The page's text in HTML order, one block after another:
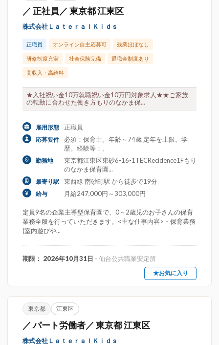
／ 正社員／ 東京都 江東区
株式会社ＬａｔｅｒａｌＫｉｄｓ
正職員 オンライン自主応募可 残業ほぼなし
研修制度充実 社会保険完備 退職金制度あり
高収入・高給料
★入社祝い金10万就職祝い金10万円対象求人★★ご家族
の転勤に合わせた働き方もりのなかま保...
雇用形態 正職員
応募要件
必須：保育士。年齢～74歳 定年を上限。学
歴。経験等：。
勤務地
東京都江東区東砂6-16-1TECRecidence1Fもり
のなかま保育園...
最寄り駅 東西線 南砂町駅 から徒歩で19分
給与 月給247,000円～303,000円
定員9名の企業主導型保育園で、0～2歳児のお子さんの保育
業務全般を行っていただきます。<主な仕事内容>・保育業務
(室内遊びや...
期限： 2026年10月31日 - 仙台公共職業安定所
★お気に入り
東京都 江東区
／ パート労働者／ 東京都 江東区
株式会社ＬａｔｅｒａｌＫｉｄｓ